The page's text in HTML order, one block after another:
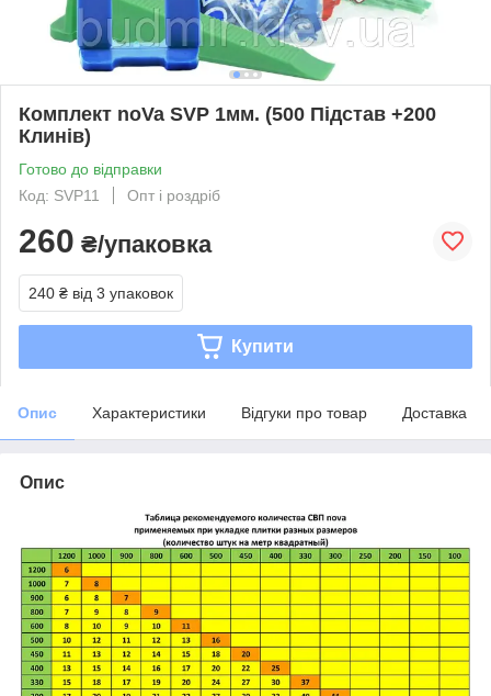
Комплект noVa SVP 1мм. (500 Підстав +200
Клинів)
Готово до відправки
Код: SVP11
Опт і роздріб
260 ₴/упаковка
240 ₴ від 3 упаковок
Купити
Опис Характеристики Відгуки про товар Доставка
Опис